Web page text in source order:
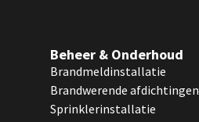
Beheer & Onderhoud
Brandmeldinstallatie
Brandwerende afdichtingen
Sprinklerinstallatie